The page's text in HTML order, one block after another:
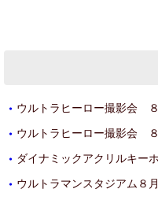
・ ウルトラヒーロー撮影会
・ ウルトラヒーロー撮影会
・ ダイナミックアクリルキー
・ ウルトラマンスタジアム８